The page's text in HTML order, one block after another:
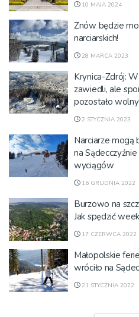
10 MAJA 2024
Znów będzie
narciarskich!
28 MARCA 2023
Krynica-Zdrój:
zawiedli, ale
pozostało
2 STYCZNIA 2023
Narciarze
na
wyciągów
16 GRUDNIA 2022
Burzowo na
Jak spędzić
17 CZERWCA 2022
Małopolskie
wróciło na
21 STYCZNIA 2022